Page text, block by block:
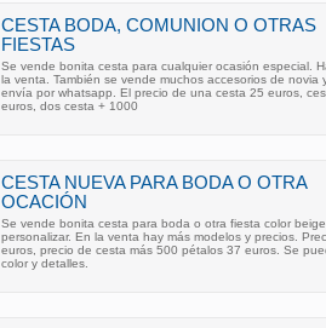
CESTA BODA, COMUNION O OTRAS
FIESTAS
Se vende bonita cesta para cualquier ocasión especial.
la venta. También se vende muchos accesorios de novia
envía por whatsapp. El precio de una cesta 25 euros,
euros, dos cesta + 1000
CESTA NUEVA PARA BODA O OTRA
OCACIÓN
Se vende bonita cesta para boda o otra fiesta color
personalizar. En la venta hay más modelos y precios.
euros, precio de cesta más 500 pétalos 37 euros. Se
color y detalles.